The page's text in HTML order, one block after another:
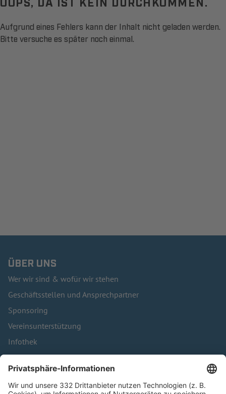
Aufgrund eines Fehlers kann der Inhalt nicht geladen werden.
Bitte versuche es später noch einmal.
ÜBER UNS
Wer wir sind & wofür wir stehen
Geschäftsstellen und Ansprechpartner
Sponsoring
Vereinsunterstützung
Infothek
Kontakt
HÄUFIG BESUCHTE SEITEN